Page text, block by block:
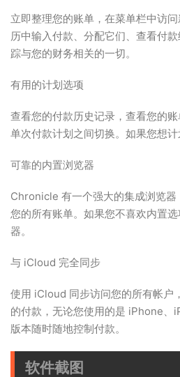
立即整理您的账单，在菜单栏中访
历中输入付款、分配它们、查看付
踪与您的财务相关的一切。
有用的计划选项
查看您的付款历史记录，查看您的
单次付款计划之间切换。如果您想计
可靠的内置浏览器
Chronicle 有一个强大的集成浏览
您的所有账单。如果您不喜欢内置
器。
与 iCloud 完全同步
使用 iCloud 同步访问您的所有帐户
的付款，无论您使用的是 iPhone、
版本随时随地控制付款。
软件截图